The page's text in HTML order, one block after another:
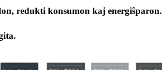
redukti konsumon kaj energiŝparon.